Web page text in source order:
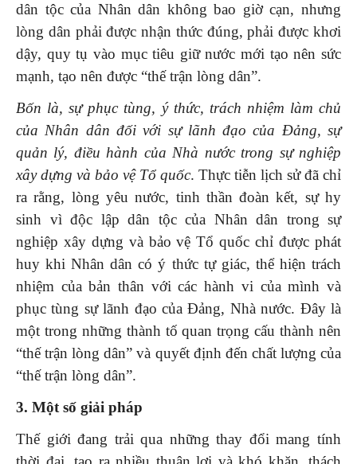
dân tộc của Nhân dân không bao giờ cạn, nhưng
lòng dân phải được nhận thức đúng, phải được khơi
dậy, quy tụ vào mục tiêu giữ nước mới tạo nên sức
mạnh, tạo nên được “thế trận lòng dân”.
Bốn là, sự phục tùng, ý thức, trách nhiệm làm chủ
của Nhân dân đối với sự lãnh đạo của Đảng, sự
quản lý, điều hành của Nhà nước trong sự nghiệp
xây dựng và bảo vệ Tổ quốc. Thực tiễn lịch sử đã chỉ
ra rằng, lòng yêu nước, tinh thần đoàn kết, sự hy
sinh vì độc lập dân tộc của Nhân dân trong sự
nghiệp xây dựng và bảo vệ Tổ quốc chỉ được phát
huy khi Nhân dân có ý thức tự giác, thể hiện trách
nhiệm của bản thân với các hành vi của mình và
phục tùng sự lãnh đạo của Đảng, Nhà nước. Đây là
một trong những thành tố quan trọng cấu thành nên
“thế trận lòng dân” và quyết định đến chất lượng của
“thế trận lòng dân”.
3. Một số giải pháp
Thế giới đang trải qua những thay đổi mang tính